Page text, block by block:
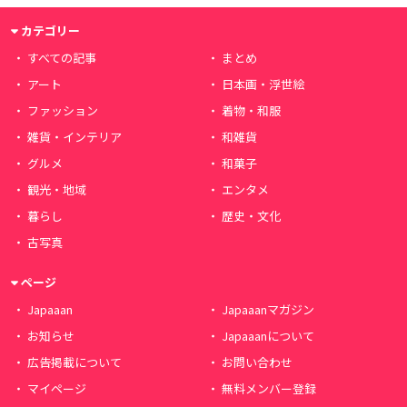
カテゴリー
すべての記事
まとめ
アート
日本画・浮世絵
ファッション
着物・和服
雑貨・インテリア
和雑貨
グルメ
和菓子
観光・地域
エンタメ
暮らし
歴史・文化
古写真
ページ
Japaaan
Japaaanマガジン
お知らせ
Japaaanについて
広告掲載について
お問い合わせ
マイページ
無料メンバー登録